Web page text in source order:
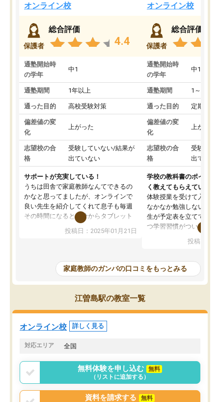
オンライン校
保護者
総合評価
4.4
通塾開始時
の学年
中1
通塾期間 1年以上
通った目的 高校受験対策
偏差値の変
化
上がった
志望校の合
格
受験していない/結果が
出ていない
サポートが充実している！
うちは田舎で家庭教師なんてできるの
かなと思ってましたが、オンラインで
良い先生を紹介してくれて息子も毎週
その時間になると自分からタブレット
を開いてzoomを繋げるようになりまし
た！5科目なんでもOKなのもとても気
めて1年ほどだった今では平均点以上の
科目が増えてきました！あと1年受験ま
であるので無料の週末教室を使用しな
がら頑張って欲しいと思います！
投稿日：2025年01月21日
オンライン校
保護者
総合評価
通塾開始時
の学年
中1
通塾期間 1～3ヵ月
通った目的 定期テス
偏差値の変
化
上がった
志望校の合
格
受験して
出ていな
学校の教科書のポイント
く教えてもらえている
体験授業を受けて入塾し
なかなか勉強しない息子
生が予定表を立ててくれ
つ学習習慣がついてきま
指導が無い日も予定表
問できるのでとても助か
投稿日：
家庭教師のガンバの口コミをもっとみる
江曽島駅の教室一覧
オンライン校 詳しく見る
対応エリア 全国
無料体験を申し込む
無料
（リストに追加する）
資料を請求する 無料